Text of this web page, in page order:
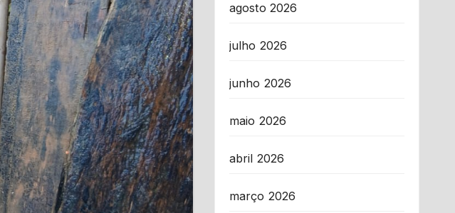
agosto 2026
julho 2026
junho 2026
maio 2026
abril 2026
março 2026